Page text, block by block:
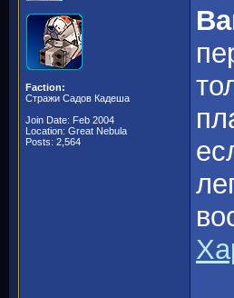
Faction:
Стражи Садов Кадеша
Join Date: Feb 2004
Location: Great Nebula
Posts: 2,564